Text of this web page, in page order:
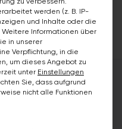
zu verbessern.
werden (z. B. IP-
und Inhalte oder die
Weitere Informationen über
in unserer
Verpflichtung, in die
um dieses Angebot zu
unter Einstellungen
Sie, dass aufgrund
nicht alle Funktionen
Gruppen, für die